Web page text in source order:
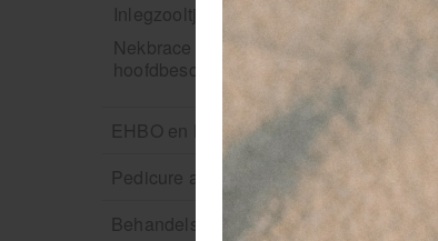
Inlegzooltjes en hakstukjes
Nekbrace en
hoofdbescherming
EHBO en BHV
Pedicure artikelen
Behandelstoel elektrisch